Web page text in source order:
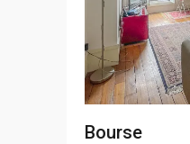
Bourse